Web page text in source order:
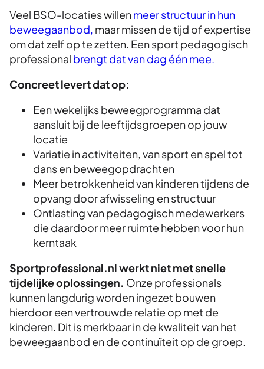
Veel BSO-locaties willenmeer structuur in hun
beweegaanbod, maar missen de tijd of expertise
om dat zelf op te zetten. Een sport pedagogisch
professional brengt dat van dag één mee.
Concreet levert dat op:
Een wekelijks beweegprogramma dat
aansluit bij de leeftijdsgroepen op jouw
locatie
Variatie in activiteiten, van sport en spel tot
dans en beweegopdrachten
Meer betrokkenheid van kinderen tijdens de
opvang door afwisseling en structuur
Ontlasting van pedagogisch medewerkers
die daardoor meer ruimte hebben voor hun
kerntaak
Sportprofessional.nl werkt niet met snelle
tijdelijke oplossingen. Onze professionals
kunnen langdurig worden ingezet bouwen
hierdoor een vertrouwde relatie op met de
kinderen. Dit is merkbaar in de kwaliteit van het
beweegaanbod en de continuïteit op de groep.